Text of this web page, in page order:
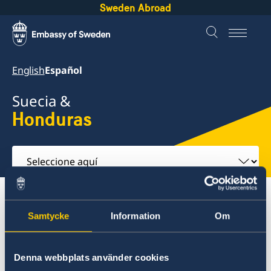
Samtycke Information Om
Denna webbplats använder cookies
Sweden Abroad
EnglishEspañol
Suecia &
Honduras
Seleccione
aquí
Sobre suecia Honduras Viajar a Suecia
Viajar a Suecia